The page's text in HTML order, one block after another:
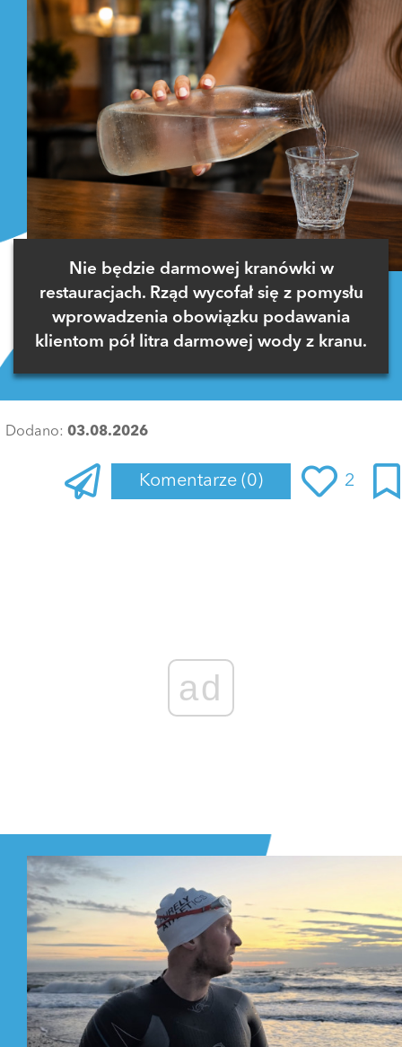
Nie będzie darmowej kranówki w
restauracjach. Rząd wycofał się z pomysłu
wprowadzenia obowiązku podawania
klientom pół litra darmowej wody z kranu.
Dodano: 03.08.2026
Komentarze (0) 2
ad